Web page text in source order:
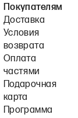
Покупателям
Доставка
Условия
возврата
Оплата
частями
Подарочная
карта
Программа